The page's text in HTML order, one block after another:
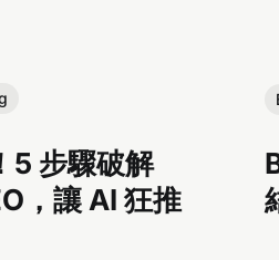
5 步驟破解
，讓 AI 狂推